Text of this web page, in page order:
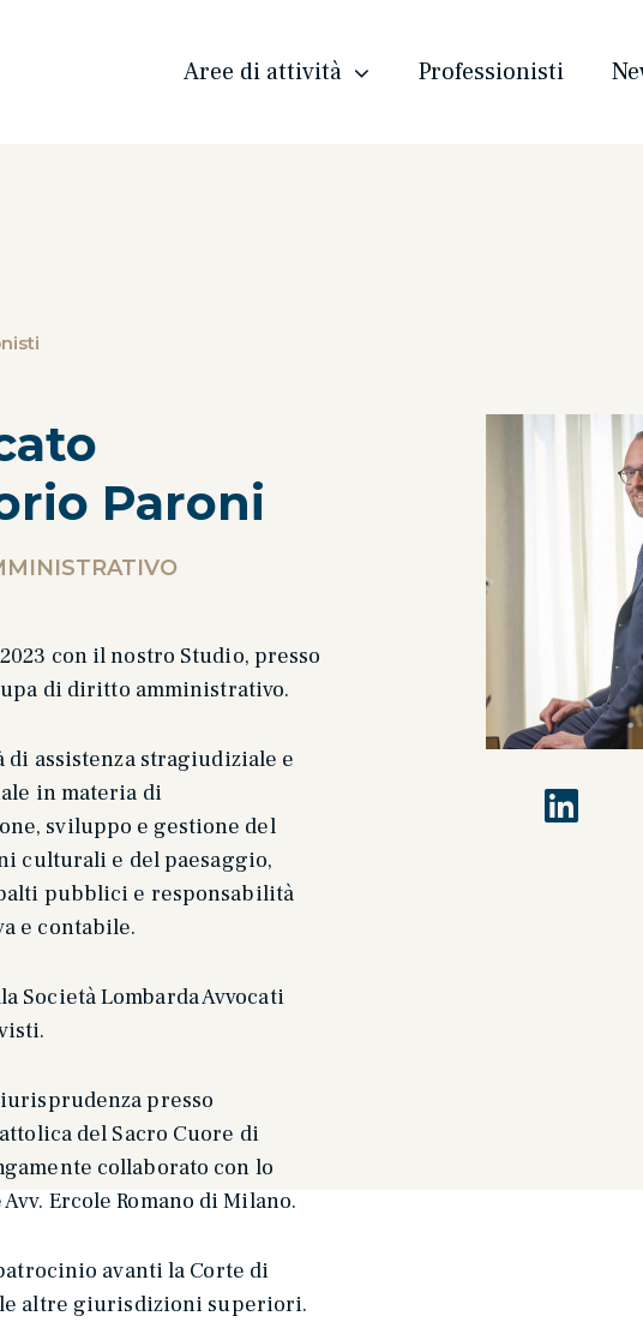
Aree di attività Professionisti
Paroni
con il nostro Studio, presso
di diritto amministrativo.
di assistenza stragiudiziale e
in materia di
sviluppo e gestione del
culturali e del paesaggio,
pubblici e responsabilità
e contabile.
Società Lombarda Avvocati
presso
del Sacro Cuore di
collaborato con lo
Ercole Romano di Milano.
avanti la Corte di
le altre giurisdizioni superiori.